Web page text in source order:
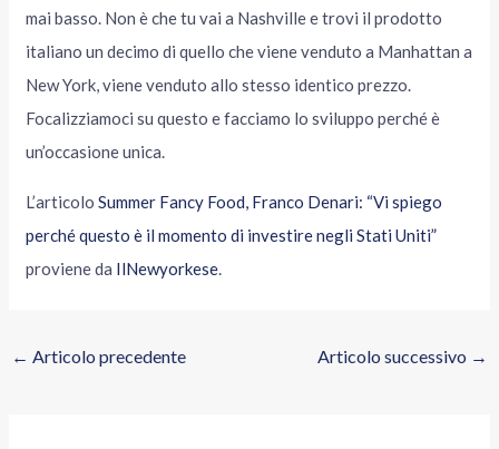
mai basso. Non è che tu vai a Nashville e trovi il prodotto
italiano un decimo di quello che viene venduto a Manhattan a
New York, viene venduto allo stesso identico prezzo.
Focalizziamoci su questo e facciamo lo sviluppo perché è
un’occasione unica.
L’articoloSummer Fancy Food, Franco Denari: “Vi spiego
perché questo è il momento di investire negli Stati Uniti”
proviene da IlNewyorkese.
← Articolo precedente Articolo successivo →